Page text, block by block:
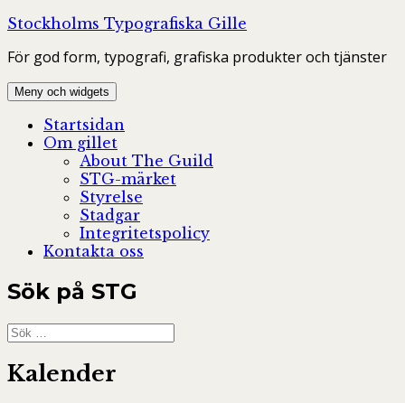
Hoppa
innehåll
Stockholms Typografiska Gille
För god form, typografi, grafiska produkter och tjänster
Meny och widgets
Startsidan
Om gillet
About The Guild
STG-märket
Styrelse
Stadgar
Integritetspolicy
Kontakta oss
Sök på STG
Sök
efter:
Kalender